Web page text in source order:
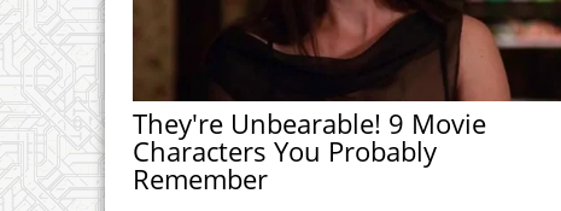
They're Unbearable! 9 Movie
Characters You Probably
Remember